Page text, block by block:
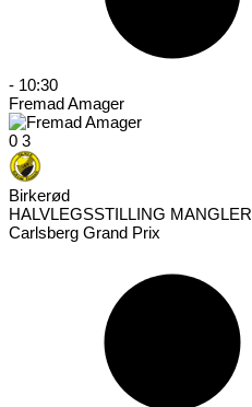
- 10:30
Fremad Amager
0 3
Birkerød
HALVLEGSSTILLING MANGLER
Carlsberg Grand Prix